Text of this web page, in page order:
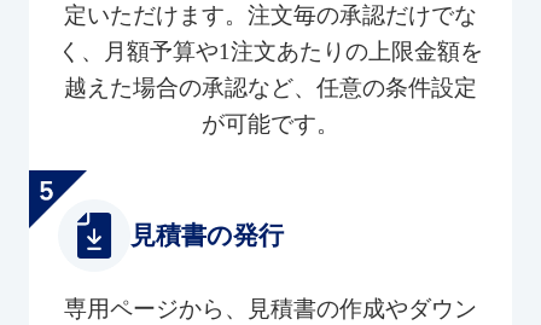
定いただけます。注文毎の承認だけでな
く、月額予算や1注文あたりの上限金額を
越えた場合の承認など、任意の条件設定
が可能です。
見積書の発行
専用ページから、見積書の作成やダウン